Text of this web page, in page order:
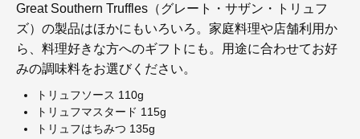
Great Southern Truffles（グレート・サザン・トリュフ
ズ）の製品はほかにもいろいろ。家庭料理や店舗利用か
ら、料理好きな方へのギフトにも。用途に合わせてお好
みの調味料をお選びください。
トリュフソース 110g
トリュフマスタード 115g
トリュフはちみつ 135g